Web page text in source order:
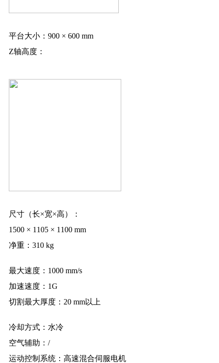
平台大小： 900 × 600 mm
Z轴高度：
尺寸（长×宽×高）：
1500 × 1105 × 1100 mm
净重： 310 kg
最大速度： 1000 mm/s
加速速度： 1G
切割最大厚度： 20 mm以上
冷却方式： 水冷
空气辅助： /
运动控制系统： 高速混合伺服电机